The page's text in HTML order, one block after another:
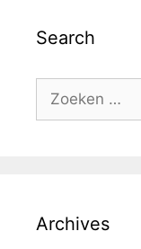
Search
naar:
Archives